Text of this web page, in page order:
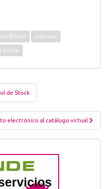
internet
online
de Stock
electrónico al catálogo virtual